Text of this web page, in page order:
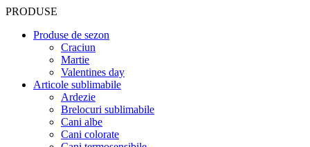
PRODUSE
Produse de sezon
Craciun
Martie
Valentines day
Articole sublimabile
Ardezie
Brelocuri sublimabile
Cani albe
Cani colorate